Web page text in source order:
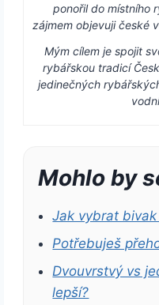
ponořil do místního
zájmem objevuji české
Mým cílem je spojit
rybářskou tradicí
jedinečných
Mohlo by
Jak vybrat
Potřebuješ
Dvouvrstvý vs
lepší?